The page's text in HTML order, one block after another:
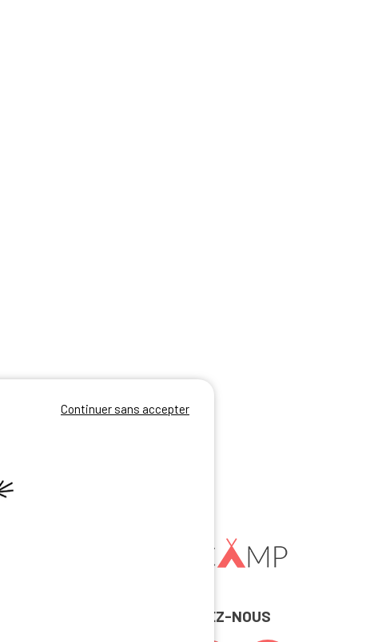
REJOIGNEZ-NOUS
Continuer sans accepter